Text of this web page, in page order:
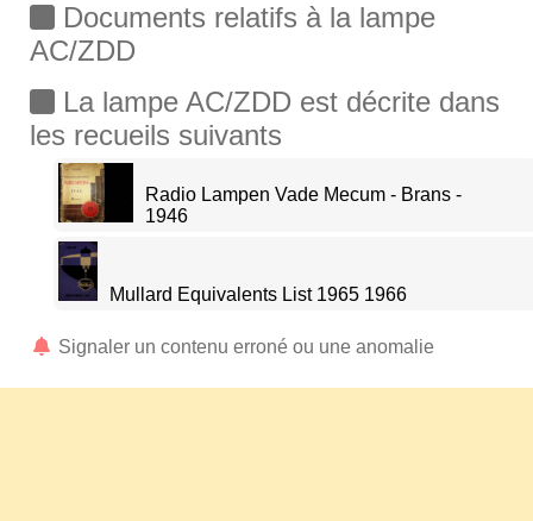
Documents relatifs à la lampe
AC/ZDD
La lampe AC/ZDD est décrite dans
les recueils suivants
Radio Lampen Vade Mecum - Brans -
1946
Mullard Equivalents List 1965 1966
Signaler un contenu erroné ou une anomalie